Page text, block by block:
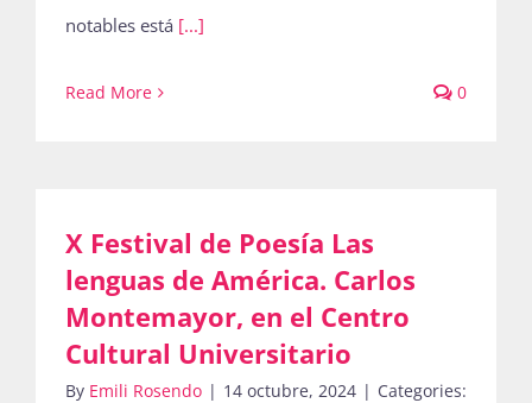
notables está [...]
Read More 0
X Festival de Poesía Las
lenguas de América. Carlos
Montemayor, en el Centro
Cultural Universitario
By Emili Rosendo | 14 octubre, 2024 | Categories: